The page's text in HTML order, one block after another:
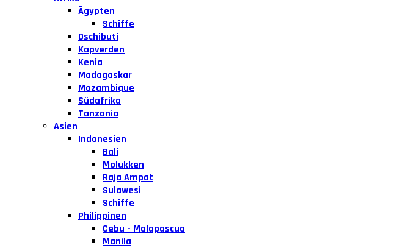
Ägypten
Schiffe
Dschibuti
Kapverden
Kenia
Madagaskar
Mozambique
Südafrika
Tanzania
Asien
Indonesien
Bali
Molukken
Raja Ampat
Sulawesi
Schiffe
Philippinen
Cebu - Malapascua
Manila